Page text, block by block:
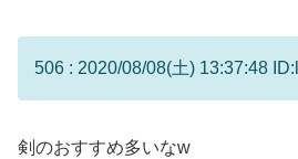
506 : 2020/08/08(土) 13:37:48
剣のおすすめ多いなw